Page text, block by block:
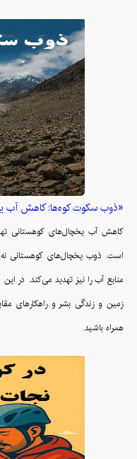
«ذوب سکوت کوه‌ها: کاهش آب
کاهش آب یخچال‌های کوهستانی
است. ذوب یخچال‌های کوهستانی نه
منابع آب را نیز تهدید می‌کند. در
زمین و زندگی بشر و راهکارهای
همراه باشید.